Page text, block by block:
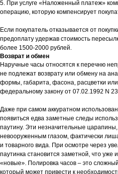
5. При услуге «Наложенный платеж»
операцию, которую компенсирует
Если покупатель отказывается от
предоплату удержав стоимость
более 1500-2000 рублей.
Возврат и обмен
Наручные часы относятся к перечню
не подлежат возврату или обмену на
формы, габарита, фасона, расцветки
федеральному закону от 07.02.1992 N
Даже при самом аккуратном
появиться едва заметные следы
паутину. Эти незначительные
невооруженным глазом, фактически
и товарного вида. При осмотре через
паутинка становится заметной, что уже
«новые». Полировка часов – это
который может привести к